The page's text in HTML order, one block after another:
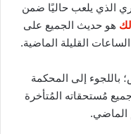
الذي يلعب حاليًا ضمن
هو حديث الجميع على
القليلة الماضية.
باللجوء إلى المحكمة
مُستحقاته المُتأخرة
الماضي.